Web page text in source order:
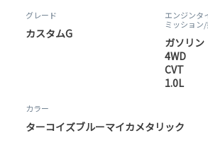
グレード
カスタムG
エンジンタ
ミッション
ガソリン
4WD
CVT
1.0L
カラー
ターコイズブルーマイカメタリック